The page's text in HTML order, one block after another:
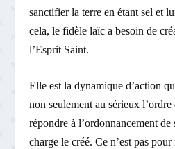
sanctifier la terre en étant sel et
cela, le fidèle laïc a besoin de
l’Esprit Saint.
Elle est la dynamique d’action
non seulement au sérieux
répondre à l’ordonnancement de
charge le créé. Ce n’est pas